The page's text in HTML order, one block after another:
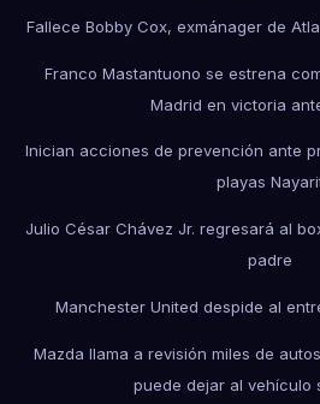
Fallece Bobby Cox, exmánager de
Franco Mastantuono se estrena
Madrid en victoria
Inician acciones de prevención ante
playas
Julio César Chávez Jr. regresará al
padre
Manchester United despide al
Mazda llama a revisión miles de
puede dejar al vehículo